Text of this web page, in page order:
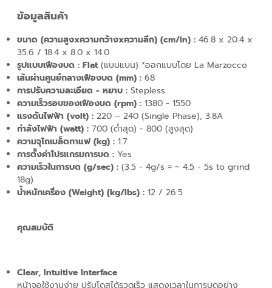
ข้อมูลสินค้า
ขนาด (ความสูงxความกว้างxความลึก) (cm/in) : 46.8 x 20.4 x
35.6 / 18.4 x 8.0 x 14.0
รูปแบบเฟืองบด : Flat(แบบแบน) *ออกแบบโดย La Marzocco
เส้นผ่านศูนย์กลางเฟืองบด (mm) : 68
การปรับความละเอียด - หยาบ : Stepless
ความเร็วรอบของเฟืองบด (rpm) : 1380 - 1550
แรงดันไฟฟ้า (volt) : 220 – 240 (Single Phase), 3.8A
กำลังไฟฟ้า (watt) : 700 (ต่ำสุด) - 800 (สูงสุด)
ความจุโถเมล็ดกาแฟ (kg) : 1.7
การตั้งค่าโปรแกรมการบด : Yes
ความเร็วในการบด (g/sec) : (3.5 - 4g/s = ~ 4.5 - 5s to grind
18g)
น้ำหนักเครื่อง (Weight) (kg/lbs) : 12 / 26.5
คุณสมบัติ
Clear, Intuitive Interface
หน้าจอใช้งานง่าย ปรับโดสได้รวดเร็ว แสดงเวลาในการบดอย่าง